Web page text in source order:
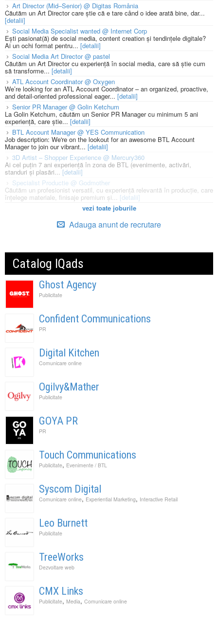
Art Director (Mid–Senior) @ Digitas România
Căutăm un Art Director care știe că e tare când o idee arată bine, dar...
[detalii]
Social Media Specialist wanted @ Internet Corp
Ești pasionat(ă) de social media, content creation și tendințele digitale?
Ai un ochi format pentru... [detalii]
Social Media Art Director @ pastel
Căutăm un Art Director cu experiență în social media, care să știe cum
să transforme... [detalii]
ATL Account Coordinator @ Oxygen
We’re looking for an ATL Account Coordinator – an organized, proactive,
and detail-oriented professional eager... [detalii]
Senior PR Manager @ Golin Ketchum
La Golin Ketchum, căutăm un Senior PR Manager cu minimum 5 ani
experiență, care știe... [detalii]
BTL Account Manager @ YES Communication
Job description: We're on the lookout for an awesome BTL Account
Manager to join our vibrant... [detalii]
3D Artist – Shopper Experience @ Mercury360
Ai cel puțin 7 ani experiență în zona de BTL (evenimente, activări,
standuri și plasări... [detalii]
Specialist Productie @ Godmother
Căutăm un profesionist versatil, cu experiență relevantă în producție, care
înțelege materiale, finisaje premium și... [detalii]
vezi toate joburile
Adauga anunt de recrutare
Catalog IQads
Ghost Agency
Publicitate
Confident Communications
PR
Digital Kitchen
Comunicare online
Ogilvy&Mather
Publicitate
GOYA PR
PR
Touch Communications
Publicitate, Evenimente / BTL
Syscom Digital
Comunicare online, Experiential Marketing, Interactive Retail
Leo Burnett
Publicitate
TreeWorks
Dezvoltare web
CMX Links
Publicitate, Media, Comunicare online